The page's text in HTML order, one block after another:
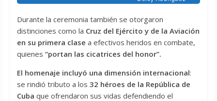
Durante la ceremonia también se otorgaron
distinciones como la Cruz del Ejército y de la Aviación
en su primera clase a efectivos heridos en combate,
quienes “portan las cicatrices del honor”.
El homenaje incluyó una dimensión internacional:
se rindió tributo a los 32 héroes de la República de
Cuba que ofrendaron sus vidas defendiendo el